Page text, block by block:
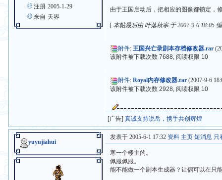
注册 2005-1-29
来自 天界
由于王国启动后，把相应的图像都锁定，
[ 本帖最后由 叶落秋寒 于 2007-9-6 18:05
附件:王国兴亡录剧本存档修改器.rar
该附件被下载次数 7688, 阅读权限 10
附件:Royal内存修改器.rar (2007-9-6
该附件被下载次数 2928, 阅读权限 10
[广告]真诚支持说岳，携手共创辉煌
yuyujiahui
发表于 2005-6-1 17:32 资料 主页 短消息 只
寒一个楼主的。
佩服佩服。
能不能做一个剧本生成器？让偶可以在只